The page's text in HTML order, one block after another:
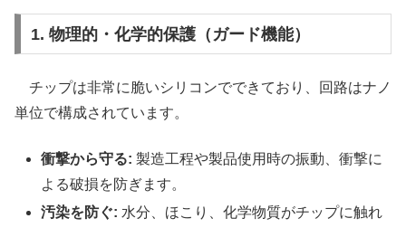
1. 物理的・化学的保護（ガード機能）
チップは非常に脆いシリコンでできており、回路はナノ
単位で構成されています。
衝撃から守る: 製造工程や製品使用時の振動、衝撃に
よる破損を防ぎます。
汚染を防ぐ: 水分、ほこり、化学物質がチップに触れ